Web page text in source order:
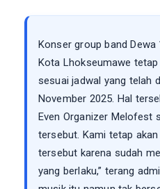
Konser group band Dewa
Kota Lhokseumawe tetap
sesuai jadwal yang telah
November 2025. Hal
Even Organizer Melofest
tersebut. Kami tetap
tersebut karena sudah
yang berlaku,” terang